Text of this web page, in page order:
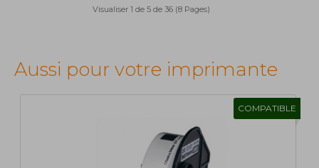
Visualiser 1 de 5 de 36 (8 Pages)
Aussi pour votre imprimante
COMPATIBLE